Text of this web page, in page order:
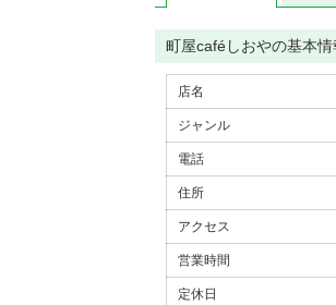
町屋caféしおやの基本情
店名
ジャンル
電話
住所
アクセス
営業時間
定休日